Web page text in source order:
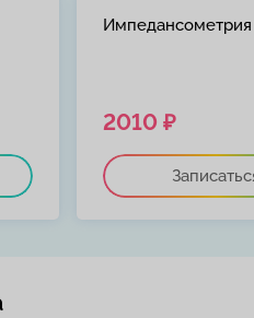
Импедансометрия
2010 ₽